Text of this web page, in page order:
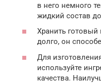
в него немного
жидкий состав
Хранить готовый
долго, он
Для
используйте
качества.